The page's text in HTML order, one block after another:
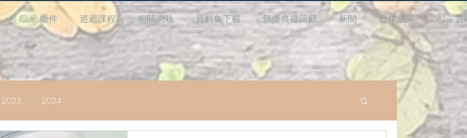
AI CUP 徵件 巡迴課程 相關網站 資料集下載 頒獎典禮回顧 新聞 歷年成果 AI x 雲
2023 2024